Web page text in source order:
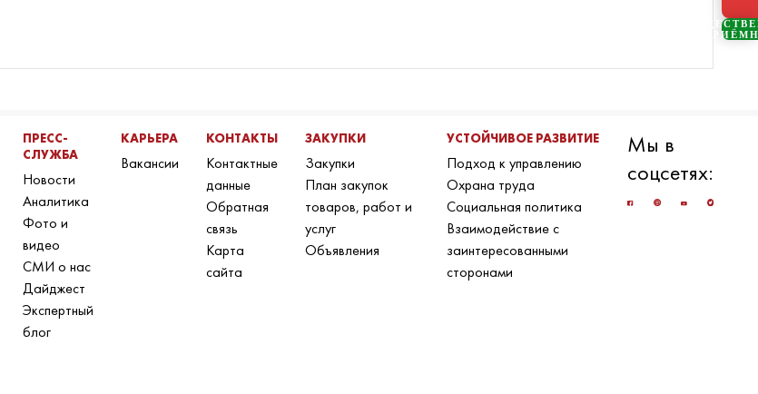
ПРЕСС-
СЛУЖБА
Новости
Аналитика
Фото и
видео
СМИ о нас
Дайджест
Экспертный
блог
КАРЬЕРА
Вакансии
КОНТАКТЫ
Контактные
данные
Обратная
связь
Карта
сайта
ЗАКУПКИ
Закупки
План закупок
товаров, работ и
услуг
Объявления
УСТОЙЧИВОЕ РАЗВИТИЕ
Подход к управлению
Охрана труда
Социальная политика
Взаимодействие с
заинтересованными
сторонами
Мы в
соцсетях: